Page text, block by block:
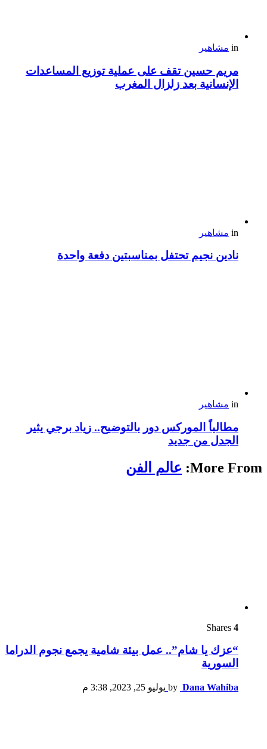
in مشاهير
مريم حسين تقف على عملية توزيع المساعدات
الإنسانية بعد زلزال المغرب
in مشاهير
نادين نجيم تحتفل بمناسبتين دفعة واحدة
in مشاهير
مطالباً الموركس دور بالتوضيح.. زياد برجي يثير
الجدل من جديد
More From: عالم الفن
4
“عزك يا شام”.. عمل بيئة شامية يجمع نجوم الدراما
السورية
by Dana Wahiba يوليو 25, 2023, 3:38 م